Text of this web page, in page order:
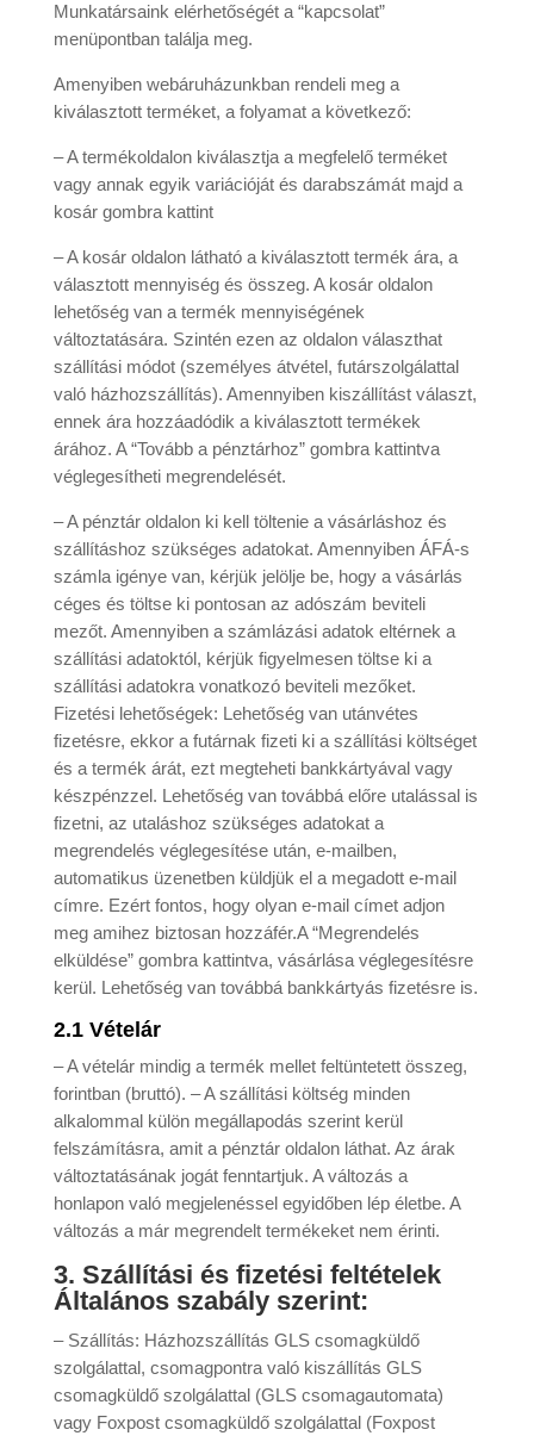
Munkatársaink elérhetőségét a “kapcsolat”
menüpontban találja meg.
Amenyiben webáruházunkban rendeli meg a
kiválasztott terméket, a folyamat a következő:
– A termékoldalon kiválasztja a megfelelő terméket
vagy annak egyik variációját és darabszámát majd a
kosár gombra kattint
– A kosár oldalon látható a kiválasztott termék ára, a
választott mennyiség és összeg. A kosár oldalon
lehetőség van a termék mennyiségének
változtatására. Szintén ezen az oldalon választhat
szállítási módot (személyes átvétel, futárszolgálattal
való házhozszállítás). Amennyiben kiszállítást választ,
ennek ára hozzáadódik a kiválasztott termékek
árához. A “Tovább a pénztárhoz” gombra kattintva
véglegesítheti megrendelését.
– A pénztár oldalon ki kell töltenie a vásárláshoz és
szállításhoz szükséges adatokat. Amennyiben ÁFÁ-s
számla igénye van, kérjük jelölje be, hogy a vásárlás
céges és töltse ki pontosan az adószám beviteli
mezőt. Amennyiben a számlázási adatok eltérnek a
szállítási adatoktól, kérjük figyelmesen töltse ki a
szállítási adatokra vonatkozó beviteli mezőket.
Fizetési lehetőségek: Lehetőség van utánvétes
fizetésre, ekkor a futárnak fizeti ki a szállítási költséget
és a termék árát, ezt megteheti bankkártyával vagy
készpénzzel. Lehetőség van továbbá előre utalással is
fizetni, az utaláshoz szükséges adatokat a
megrendelés véglegesítése után, e-mailben,
automatikus üzenetben küldjük el a megadott e-mail
címre. Ezért fontos, hogy olyan e-mail címet adjon
meg amihez biztosan hozzáfér.A “Megrendelés
elküldése” gombra kattintva, vásárlása véglegesítésre
kerül. Lehetőség van továbbá bankkártyás fizetésre is.
2.1 Vételár
– A vételár mindig a termék mellet feltüntetett összeg,
forintban (bruttó). – A szállítási költség minden
alkalommal külön megállapodás szerint kerül
felszámításra, amit a pénztár oldalon láthat. Az árak
változtatásának jogát fenntartjuk. A változás a
honlapon való megjelenéssel egyidőben lép életbe. A
változás a már megrendelt termékeket nem érinti.
3. Szállítási és fizetési feltételek
Általános szabály szerint:
– Szállítás: Házhozszállítás GLS csomagküldő
szolgálattal, csomagpontra való kiszállítás GLS
csomagküldő szolgálattal (GLS csomagautomata)
vagy Foxpost csomagküldő szolgálattal (Foxpost